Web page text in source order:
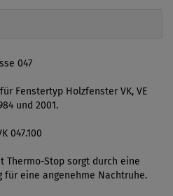
047
Fenstertyp Holzfenster VK, VE
und 2001.
047.100
Thermo-Stop sorgt durch eine
für eine angenehme Nachtruhe.